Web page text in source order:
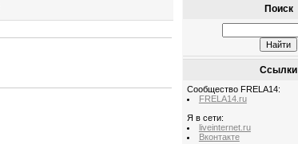
Поиск
Ссылки
Сообщество FRELA14:
FRELA14.ru
Я в сети:
liveinternet.ru
Вконтакте